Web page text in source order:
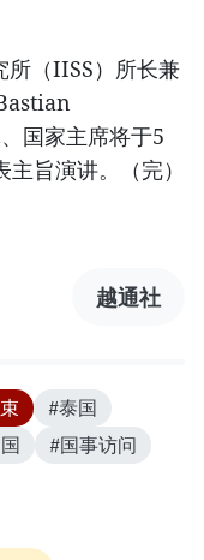
所（IISS）所长兼
国家主席将于5
旨演讲。（完）
越通社
#泰国
#国事访问